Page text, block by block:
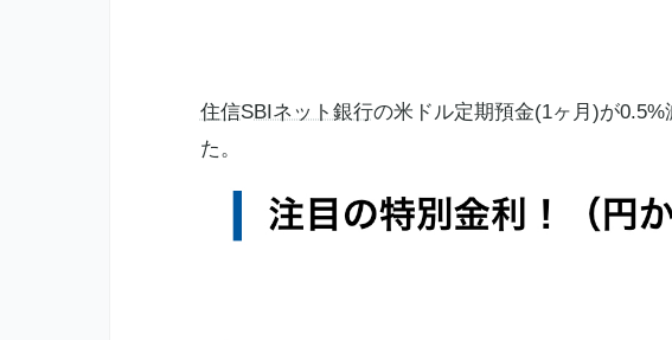
住信SBIネット銀行の米ドル定期預金(1ヶ月)が
た。